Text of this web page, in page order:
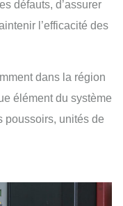
défauts, d’assurer
l’efficacité des
dans la région
élément du système
poussoirs, unités de